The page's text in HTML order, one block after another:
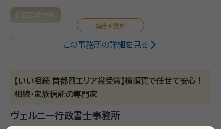
初回面談無料
そつなく会話も上手で、依頼以外の事に対しても、分かる範囲で答えてく
ださいました。
面談なども時間や場所を、こちらの都合に最大限に配慮していただきま
この事務所の詳細を見る
【いい相続 首都圏エリア賞受賞】横須賀で任せて安心！
相続・家族信託の専門家
ヴェルニー行政書士事務所